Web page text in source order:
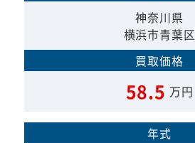
神奈川県
横浜市青葉区
買取価格
58.5 万円
年式